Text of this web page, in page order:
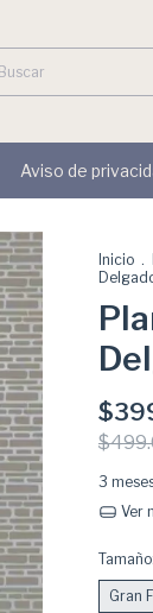
Aviso de
Inicio .
3
Ver
Tamaño:
Gran